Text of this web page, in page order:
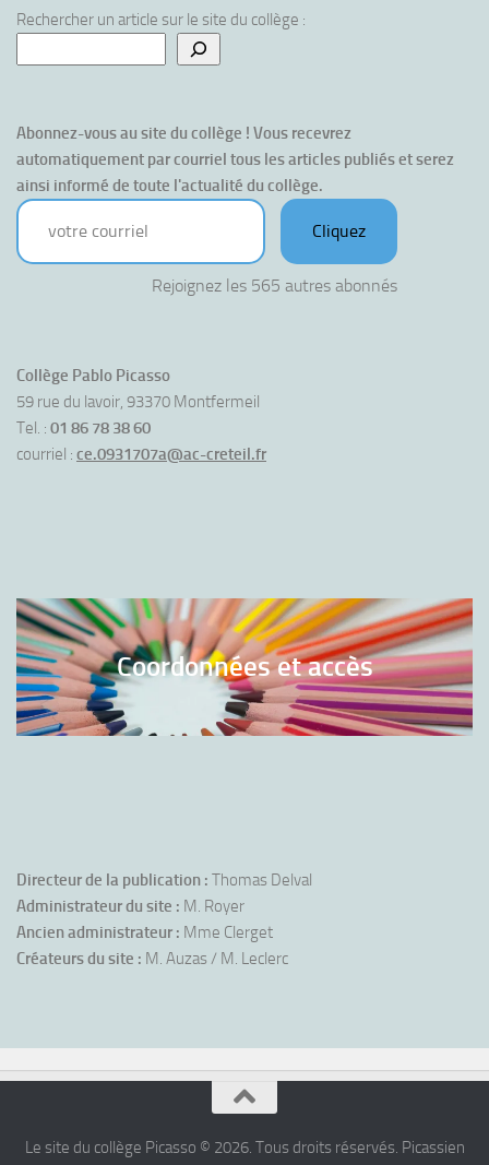
Rechercher un article sur le site du collège :
Abonnez-vous au site du collège ! Vous recevrez
automatiquement par courriel tous les articles publiés et serez
ainsi informé de toute l'actualité du collège.
votre courriel
Cliquez
Rejoignez les 565 autres abonnés
Collège Pablo Picasso
59 rue du lavoir, 93370 Montfermeil
Tel. : 01 86 78 38 60
courriel : ce.0931707a@ac-creteil.fr
Coordonnées et accès
Directeur de la publication : Thomas Delval
Administrateur du site : M. Royer
Ancien administrateur : Mme Clerget
Créateurs du site : M. Auzas / M. Leclerc
Le site du collège Picasso © 2026. Tous droits réservés. Picassien